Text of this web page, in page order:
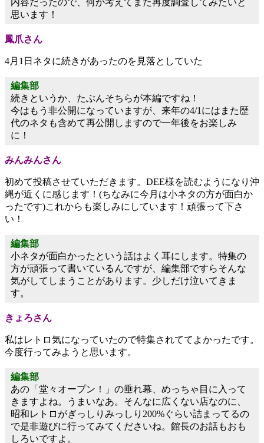
思います！
鳳爪さん
4月1日ネタに続きがあったのを見落としていた
編集部
続きというか、たぶんそちらが本編ですね！
今はもう非公開になっていますが、来年の4/1にはまた歴
代のネタも含めて再公開しますので一年後をお楽しみ
に！
みんみんさん
初めて投稿させていただきます。DEE様を読むようになり沖
縄が近くに感じます！(ちなみに今月は小ネタの方が面白か
ったです)これからも楽しみにしています！頑張って下さ
い！
編集部
小ネタが面白かったという話はよく耳にします。特集の
方が頑張って書いているんですが、編集部ですらそんな
気がしてしまうことがあります。少しだけ泣いてきま
す。
きょろさん
私はレトロ気になっていたので特集されててよかったです。
今度行ってみようと思います。
編集部
あの「堂々オープン！」の垂れ幕、めっちゃ目に入って
きますよね。うまいなあ。そんなに広くない店なのに、
昭和レトロがぎっしりみっしり200%ぐらい詰まってるの
で是非遊びに行ってみてくださいね。館長のお話もおも
しろいですよ。